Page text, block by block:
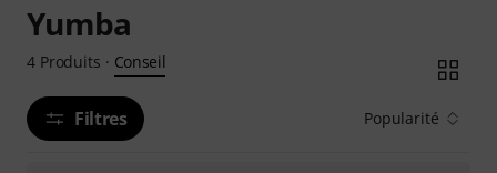
Yumba
4 Produits · Conseil
Filtres Popularité